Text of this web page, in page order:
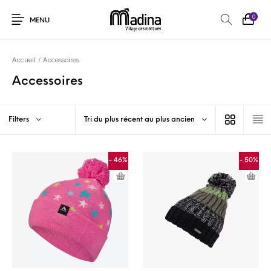
MENU
0
Accueil / Accessoires
Accessoires
Filters Tri du plus récent au plus ancien
- 46% - 50%